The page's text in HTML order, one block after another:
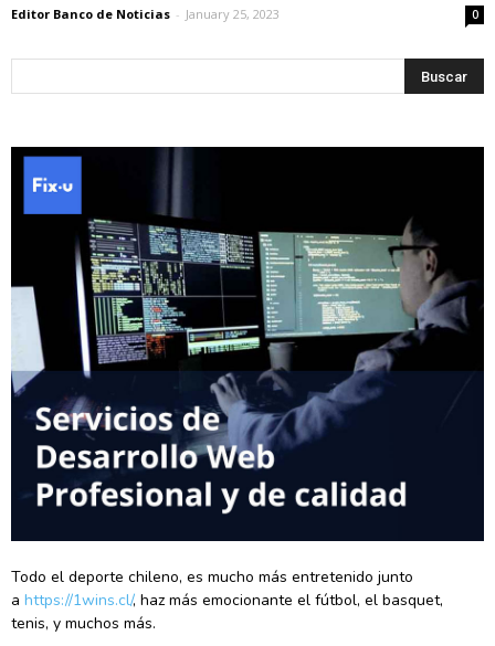
Editor Banco de Noticias - January 25, 2023 0
Todo el deporte chileno, es mucho más entretenido junto
a https://1wins.cl/, haz más emocionante el fútbol, el basquet,
tenis, y muchos más.